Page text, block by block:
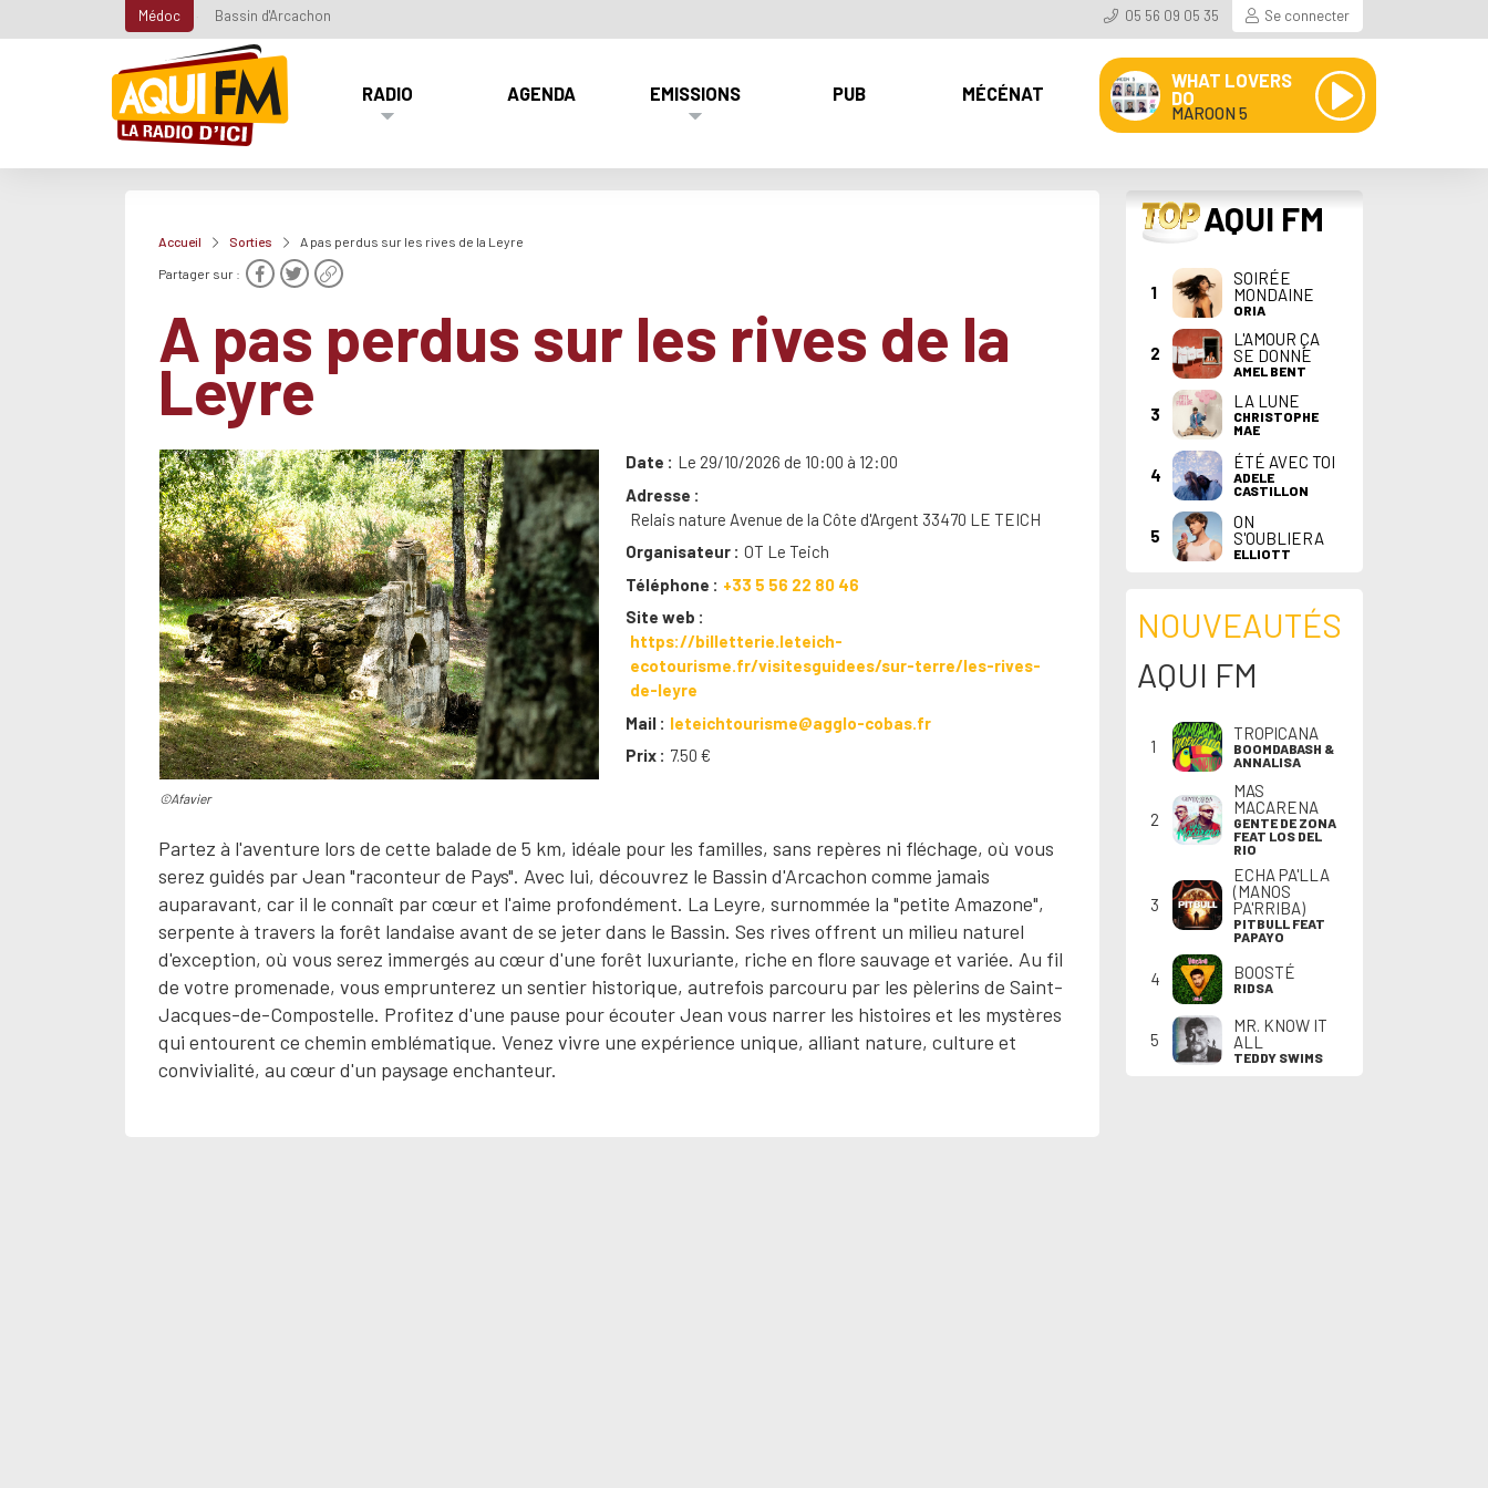
Médoc Bassin d'Arcachon 05 56 09 05 35 Se connecter
RADIO AGENDA EMISSIONS PUB MÉCÉNAT
WHAT LOVERS
DO
MAROON 5
Accueil Sorties A pas perdus sur les rives de la Leyre
Partager sur :
A pas perdus sur les rives de la
Leyre
©Afavier
Date
Le 29/10/2026 de 10:00 à 12:00
Adresse
Relais nature Avenue de la Côte d'Argent 33470 LE TEICH
Organisateur
OT Le Teich
Téléphone
+33 5 56 22 80 46
Site web
https://billetterie.leteich-
ecotourisme.fr/visitesguidees/sur-terre/les-rives-
de-leyre
Mail
leteichtourisme@agglo-cobas.fr
Prix
7.50 €
Partez à l'aventure lors de cette balade de 5 km, idéale pour les familles, sans repères ni fléchage, où vous
serez guidés par Jean "raconteur de Pays". Avec lui, découvrez le Bassin d'Arcachon comme jamais
auparavant, car il le connaît par cœur et l'aime profondément. La Leyre, surnommée la "petite Amazone",
serpente à travers la forêt landaise avant de se jeter dans le Bassin. Ses rives offrent un milieu naturel
d'exception, où vous serez immergés au cœur d'une forêt luxuriante, riche en flore sauvage et variée. Au fil
de votre promenade, vous emprunterez un sentier historique, autrefois parcouru par les pèlerins de Saint-
Jacques-de-Compostelle. Profitez d'une pause pour écouter Jean vous narrer les histoires et les mystères
qui entourent ce chemin emblématique. Venez vivre une expérience unique, alliant nature, culture et
convivialité, au cœur d'un paysage enchanteur.
TOP AQUI FM
1
SOIRÉE
MONDAINE
ORIA
2
L'AMOUR ÇA
SE DONNE
AMEL BENT
3
LA LUNE
CHRISTOPHE
MAE
4
ÉTÉ AVEC TOI
ADELE
CASTILLON
5
ON
S'OUBLIERA
ELLIOTT
NOUVEAUTÉS
AQUI FM
1
TROPICANA
BOOMDABASH &
ANNALISA
2
MAS
MACARENA
GENTE DE ZONA
FEAT LOS DEL
RIO
3
ECHA PA'LLA
(MANOS
PA'RRIBA)
PITBULL FEAT
PAPAYO
4 BOOSTÉ
RIDSA
5
MR. KNOW IT
ALL
TEDDY SWIMS